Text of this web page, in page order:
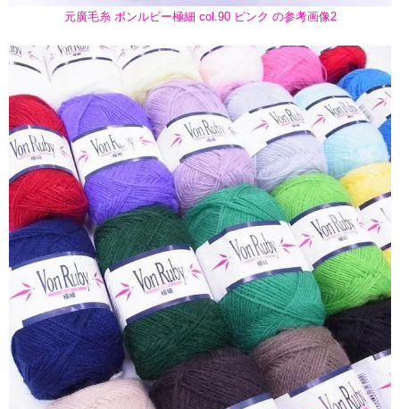
元廣毛糸 ボンルビー極細 col.90 ピンク の参考画像2